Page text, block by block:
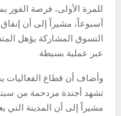
التسوق المشاركة يؤهل
عبر عملية بسيطة.
وأضاف أن قطاع
تشهد أجندة مزدحمة من